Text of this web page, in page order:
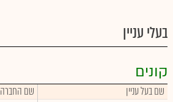
בעלי עניין
קונים
שם בעל עניין שם החברה